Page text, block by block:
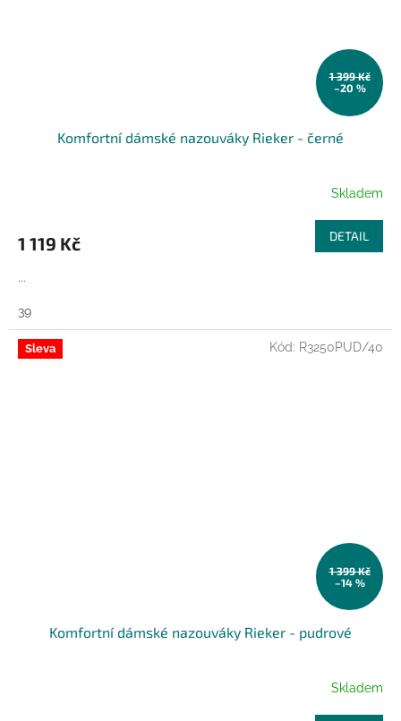
1 399 Kč
–20 %
Komfortní dámské nazouváky Rieker - černé
Skladem
1 119 Kč DETAIL
...
39
Sleva
1 399 Kč
–14 %
Komfortní dámské nazouváky Rieker - pudrové
Skladem
Kód: R3250PUD/40